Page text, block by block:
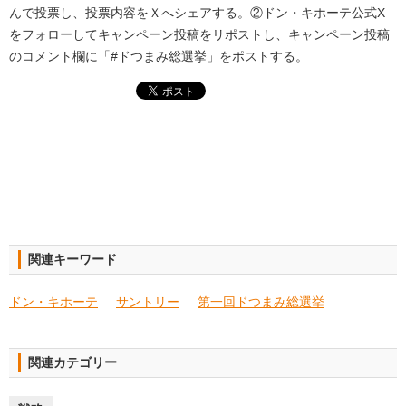
んで投票し、投票内容をＸへシェアする。②ドン・キホーテ公式X
をフォローしてキャンペーン投稿をリポストし、キャンペーン投稿
のコメント欄に「#ドつまみ総選挙」をポストする。
関連キーワード
ドン・キホーテ サントリー 第一回ドつまみ総選挙
関連カテゴリー